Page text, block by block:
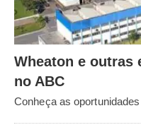
Wheaton e outras
no ABC
Conheça as